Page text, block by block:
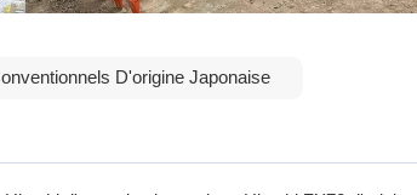
D'origine Japonaise